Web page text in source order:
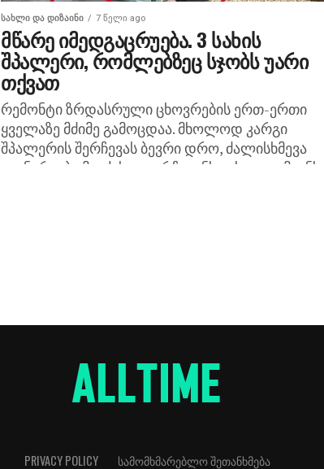
ᲡᲐᲮᲚᲘ ᲓᲐ ᲓᲘᲖᲐᲘᲜᲘ 7 წელი ago
მწარე იმედგაცრუება. 3 სახის
შპალერი, რომლებზეც სჯობს უარი
თქვათ
რემონტი ზრდასრული ცხოვრების ერთ-ერთი
ყველაზე მძიმე გამოცდაა. მხოლოდ კარგი
შპალერის შერჩევას ბევრი დრო, ძალისხმევა
და ნერვები მიაქვს. თუ არჩევანს უცხო ადამიანს,
PRIVACY POLICY ᲡᲐᲛᲝᲛᲮᲛᲐᲠᲔᲑᲚᲝ ᲨᲔᲗᲐᲜᲮᲛᲔᲑᲐ